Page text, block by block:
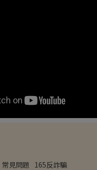
常見問題 165反詐騙